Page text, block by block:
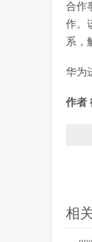
合作
作。
系，
华为
作者
相